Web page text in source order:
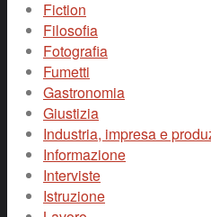
Fiction
Filosofia
Fotografia
Fumetti
Gastronomia
Giustizia
Industria, impresa e
Informazione
Interviste
Istruzione